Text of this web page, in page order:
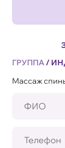
ГРУППА /
Массаж